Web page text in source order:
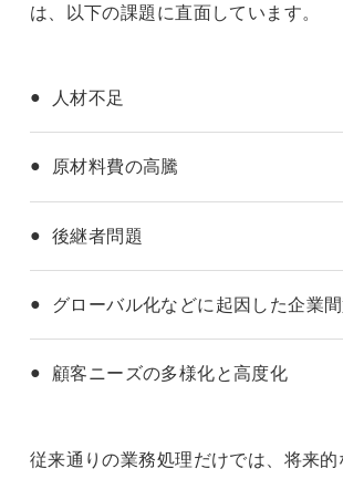
は、以下の課題に直面しています。
人材不足
原材料費の高騰
後継者問題
グローバル化などに起因した企業
顧客ニーズの多様化と高度化
従来通りの業務処理だけでは、将来的